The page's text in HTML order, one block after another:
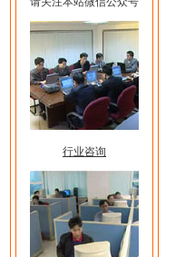
行业咨询